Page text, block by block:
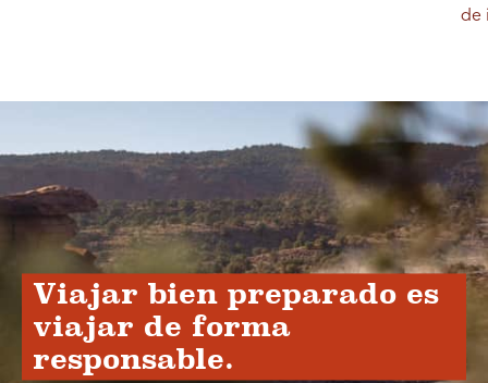
de
Viajar bien preparado es
viajar de forma
responsable.